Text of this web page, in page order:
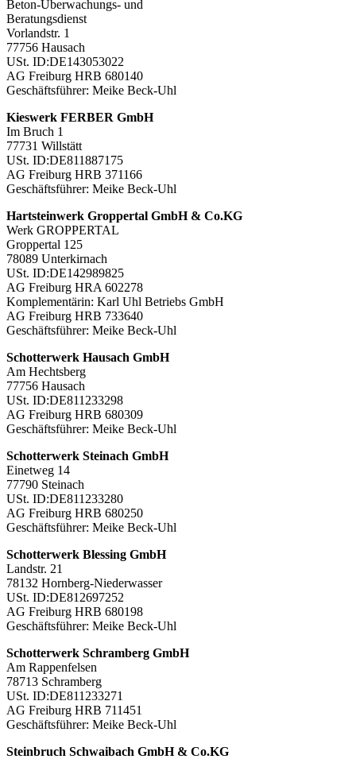
Beton-Überwachungs- und
Beratungsdienst
Vorlandstr. 1
77756 Hausach
USt. ID:DE143053022
AG Freiburg HRB 680140
Geschäftsführer: Meike Beck-Uhl
Kieswerk FERBER GmbH
Im Bruch 1
77731 Willstätt
USt. ID:DE811887175
AG Freiburg HRB 371166
Geschäftsführer: Meike Beck-Uhl
Hartsteinwerk Groppertal GmbH & Co.KG
Werk GROPPERTAL
Groppertal 125
78089 Unterkirnach
USt. ID:DE142989825
AG Freiburg HRA 602278
Komplementärin: Karl Uhl Betriebs GmbH
AG Freiburg HRB 733640
Geschäftsführer: Meike Beck-Uhl
Schotterwerk Hausach GmbH
Am Hechtsberg
77756 Hausach
USt. ID:DE811233298
AG Freiburg HRB 680309
Geschäftsführer: Meike Beck-Uhl
Schotterwerk Steinach GmbH
Einetweg 14
77790 Steinach
USt. ID:DE811233280
AG Freiburg HRB 680250
Geschäftsführer: Meike Beck-Uhl
Schotterwerk Blessing GmbH
Landstr. 21
78132 Hornberg-Niederwasser
USt. ID:DE812697252
AG Freiburg HRB 680198
Geschäftsführer: Meike Beck-Uhl
Schotterwerk Schramberg GmbH
Am Rappenfelsen
78713 Schramberg
USt. ID:DE811233271
AG Freiburg HRB 711451
Geschäftsführer: Meike Beck-Uhl
Steinbruch Schwaibach GmbH & Co.KG